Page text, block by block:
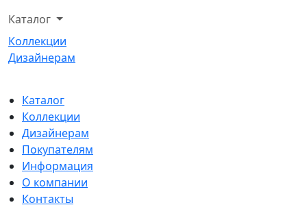
Каталог
Коллекции
Дизайнерам
Каталог
Коллекции
Дизайнерам
Покупателям
Информация
О компании
Контакты